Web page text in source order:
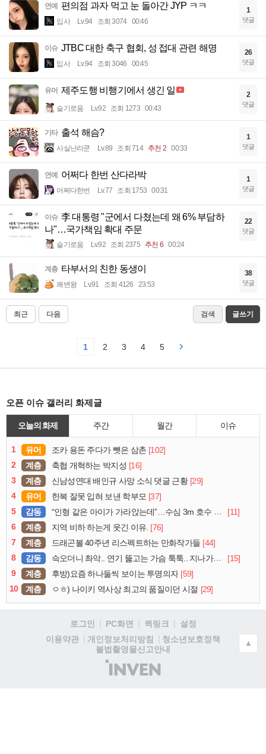
연예 편의점 과자 먹고 눈 돌아간 JYP ㅋㅋ
입사 Lv.94 조회 3074 00:46
1
댓글
이슈 JTBC 대한 축구 협회, 성 접대 관련 해명
입사 Lv.94 조회 3046 00:45
26
댓글
유머 제주도행 비행기에서 생긴 일
슬기로움 Lv.92 조회 1273 00:43
2
댓글
기타 출석 해슴?
사실난라쿤 Lv.89 조회 714 추천 2 00:33
1
댓글
연예 어쩌다 한번 산다라박
어쩌다한번 Lv.77 조회 1753 00:31
1
댓글
이슈 李 대통령 "군에서 다쳤는데 왜 6% 부담하
나"…국가책임 확대 주문
슬기로움 Lv.92 조회 2375 추천 6 00:24
22
댓글
계층 타부서의 친한 동생이
쾌변왕 Lv.91 조회 4126 23:53
38
댓글
최근 다음 검색 글쓰기
1 2 3 4 5
오픈 이슈 갤러리 화제글
오늘의 화제 주간 월간 이슈
1 유머 조카 용돈 주다가 뺏은 삼촌 [102]
2
계층 축협 개혁하는 박지성 [16]
3
계층 신남성연대 배인규 사망 소식 댓글 근황 [29]
4
유머 한복 잘못 입혀 보낸 학부모 [37]
5
감동 “인형 같은 아이가 가라앉는데”…수심 3m 호수 뛰어든 60대 의인
[11]
6
계층 지역 비하 하는게 웃긴 이유. [76]
7
계층 드래곤볼 40주년 리스펙트하는 만화작가들 [44]
8
감동 슥오더니 촤악.. 연기 뚫고는 가슴 툭툭.. 지나가던 아재의 정체
[15]
9
계층 후방)요즘 하나둘씩 보이는 투명의자 [59]
10
계층 ㅇㅎ) 나이키 역사상 최고의 품질이던 시절 [29]
로그인 PC화면 퀵링크
설정
이용약관
개인정보처리방침
청소년보호정책
불법촬영물신고안내
(주)
인
▲